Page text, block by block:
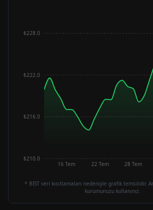
16 Tem 22 Tem 28 Tem
₺210.0
₺216.0
₺222.0
₺228.0
* BIST veri kısıtlamaları nedeniyle grafik temsilidir.
kurumunuzu kullanınız.